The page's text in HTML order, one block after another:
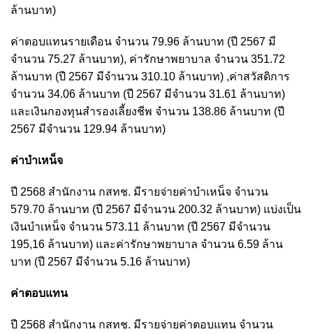
ล้านบาท)
ค่าตอบแทนรายเดือน จำนวน 79.96 ล้านบาท (ปี 2567 มี
จำนวน 75.27 ล้านบาท), ค่ารักษาพยาบาล จำนวน 351.72
ล้านบาท (ปี 2567 มีจำนวน 310.10 ล้านบาท) ,ค่าสวัสดิการ
จำนวน 34.06 ล้านบาท (ปี 2567 มีจำนวน 31.61 ล้านบาท)
และเงินกองทุนสำรองเลี้ยงชีพ จำนวน 138.86 ล้านบาท (ปี
2567 มีจำนวน 129.94 ล้านบาท)
ค่าบำเหน็จ
ปี 2568 สำนักงาน กสทช. มีรายจ่ายค่าบำเหน็จ จำนวน
579.70 ล้านบาท (ปี 2567 มีจำนวน 200.32 ล้านบาท) แบ่งเป็น
เงินบำเหน็จ จำนวน 573.11 ล้านบาท (ปี 2567 มีจำนวน
195,16 ล้านบาท) และค่ารักษาพยาบาล จำนวน 6.59 ล้าน
บาท (ปี 2567 มีจำนวน 5.16 ล้านบาท)
ค่าตอบแทน
ปี 2568 สำนักงาน กสทช. มีรายจ่ายค่าตอบแทน จำนวน